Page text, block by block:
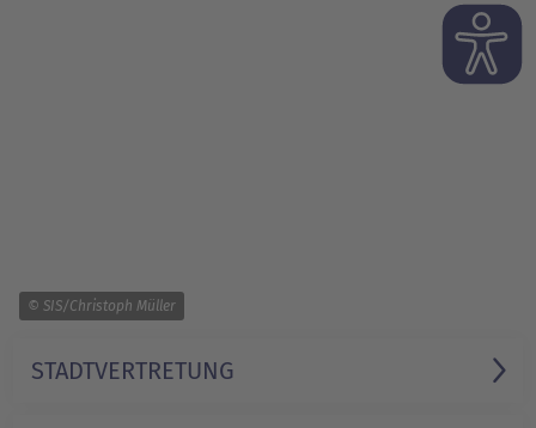
© SIS/Christoph Müller
STADT­VERTRETUNG